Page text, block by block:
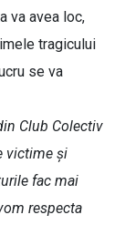
va avea loc,
tragicului
se va
Club Colectiv
victime şi
fac mai
respecta